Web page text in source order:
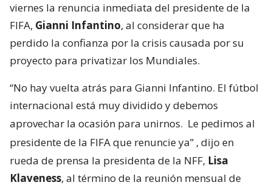
viernes la renuncia inmediata del presidente de la
FIFA, Gianni Infantino, al considerar que ha
perdido la confianza por la crisis causada por su
proyecto para privatizar los Mundiales.
“No hay vuelta atrás para Gianni Infantino. El fútbol
internacional está muy dividido y debemos
aprovechar la ocasión para unirnos. Le pedimos al
presidente de la FIFA que renuncie ya” , dijo en
rueda de prensa la presidenta de la NFF, Lisa
Klaveness, al término de la reunión mensual de